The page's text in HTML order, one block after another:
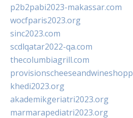
p2b2pabi2023-makassar.com
wocfparis2023.org
sinc2023.com
scdlqatar2022-qa.com
thecolumbiagrill.com
khedi2023.org
akademikgeriatri2023.org
marmarapediatri2023.org